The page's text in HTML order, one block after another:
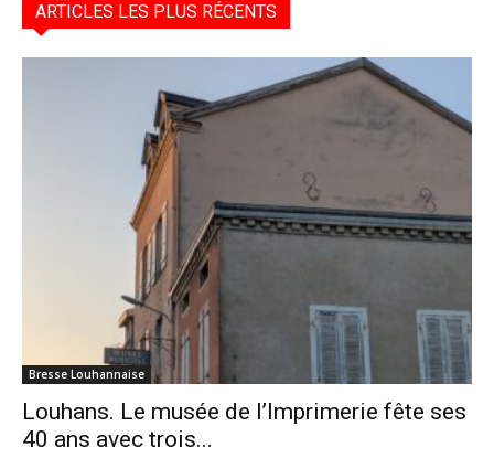
ARTICLES LES PLUS RÉCENTS
Bresse Louhannaise
Louhans. Le musée de l’Imprimerie fête ses
40 ans avec trois...